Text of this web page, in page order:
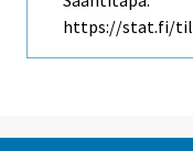
https://stat.fi/